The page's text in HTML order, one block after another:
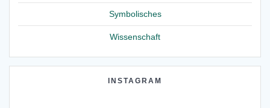
Symbolisches
Wissenschaft
INSTAGRAM